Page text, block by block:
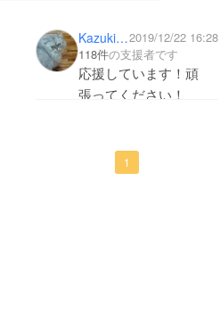
Kazuki Tamaki2019/12/22 16:28
118件の支援者です
応援しています！頑
張ってください！
1